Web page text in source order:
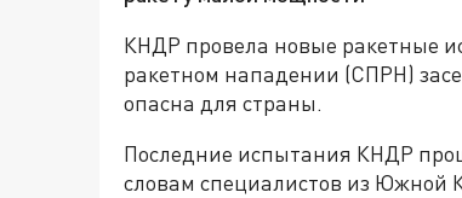
КНДР провела новые ракетные
ракетном нападении (СПРН)
опасна для страны.
Последние испытания КНДР
словам специалистов из Южной